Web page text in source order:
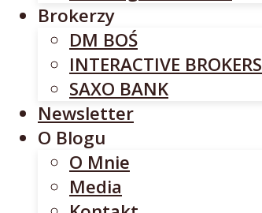
Newsletter
O Blogu
O Mnie
Media
Kontakt
Facebook
Twitter
Brokerzy
DM BOŚ
INTERACTIVE BROKERS
SAXO BANK
Newsletter
O Blogu
O Mnie
Media